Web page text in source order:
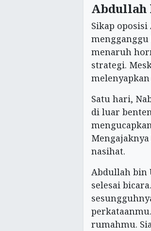
Abdullah
Sikap
menaruh
strategi.
Satu hari,
di luar
nasihat.
Abdullah bin
selesai
rumahmu.